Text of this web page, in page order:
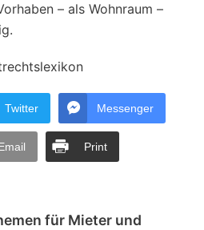
– als Wohnraum –
Twitter Messenger
Print
für Mieter und